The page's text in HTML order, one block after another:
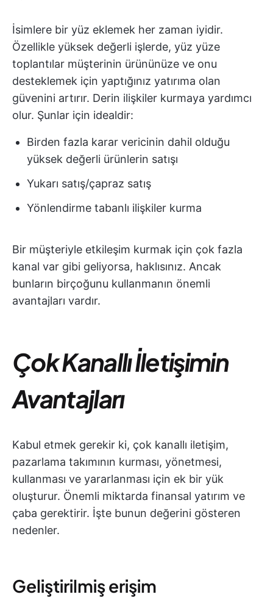
İsimlere bir yüz eklemek her zaman iyidir.
Özellikle yüksek değerli işlerde, yüz yüze
toplantılar müşterinin ürününüze ve onu
desteklemek için yaptığınız yatırıma olan
güvenini artırır. Derin ilişkiler kurmaya yardımcı
olur. Şunlar için idealdir:
Birden fazla karar vericinin dahil olduğu
yüksek değerli ürünlerin satışı
Yukarı satış/çapraz satış
Yönlendirme tabanlı ilişkiler kurma
Bir müşteriyle etkileşim kurmak için çok fazla
kanal var gibi geliyorsa, haklısınız. Ancak
bunların birçoğunu kullanmanın önemli
avantajları vardır.
Çok Kanallı İletişimin
Avantajları
Kabul etmek gerekir ki, çok kanallı iletişim,
pazarlama takımının kurması, yönetmesi,
kullanması ve yararlanması için ek bir yük
oluşturur. Önemli miktarda finansal yatırım ve
çaba gerektirir. İşte bunun değerini gösteren
nedenler.
Geliştirilmiş erişim